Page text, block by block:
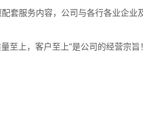
套服务内容，公司与各行各业企业
至上，客户至上"是公司的经营宗旨